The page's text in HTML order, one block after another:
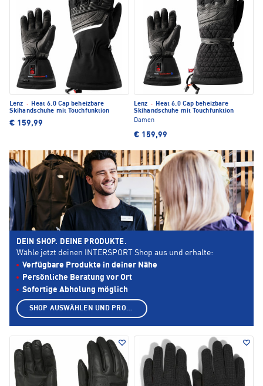
Lenz ·
Heat 6.0 Cap beheizbare
Skihandschuhe mit Touchfunktion
€ 159,99
Lenz ·
Heat 6.0 Cap beheizbare
Skihandschuhe mit Touchfunktion
Damen
€ 159,99
DEIN SHOP. DEINE PRODUKTE.
Wähle jetzt deinen INTERSPORT Shop aus und erhalte:
Verfügbare Produkte in deiner Nähe
Persönliche Beratung vor Ort
Sofortige Abholung möglich
SHOP AUSWÄHLEN UND PRODUKTE ANZEIGEN